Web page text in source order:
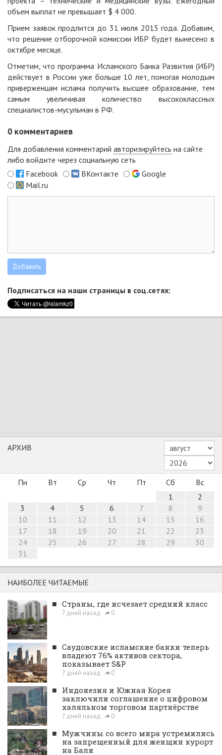
объем выплат не превышает $ 4 000.
Прием заявок продлится до 31 июля 2015 года. Добавим,
что решение отборочной комиссии ИБР будет вынесено в
октябре месяце.
Отметим, что программа Исламского Банка Развития (ИБР)
действует в России уже больше 10 лет, помогая молодым
приверженцам ислама получить высшее образование, тем
самым увеличивая количество высококлассных
специалистов-мусульман в РФ.
0 комментариев
Для добавления комментарий авторизируйтесь на сайте
либо войдите через социальную сеть
Facebook
ВКонтакте
Google
Mail.ru
Подписаться на наши страницы в соц.сетях:
АРХИВ
Пн Вт Ср Чт Пт Сб
Вс
1
2
3
4 5 6 7 8
9
10
11 12 13 14 15
16
17
18 19 20 21 22
23
24
25 26 27 28 29
30
31
НАИБОЛЕЕ ЧИТАЕМЫЕ
■ Страны, где исчезает средний класс
7 дней назад 0
■ Саудовские исламские банки теперь
владеют 76% активов сектора,
показывает S&P
7 дней назад 0
■ Индонезия и Южная Корея
заключили соглашение о цифровом
халяльном торговом партнёрстве
7 дней назад 0
■ Мужчины со всего мира устремились
на запрещенный для женщин курорт
на Бали